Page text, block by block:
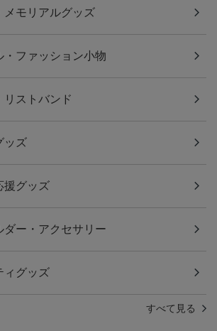
メモリアルグッズ
・ファッション小物
リストバンド
ッズ
援グッズ
ダー・アクセサリー
ィグッズ
すべて見る